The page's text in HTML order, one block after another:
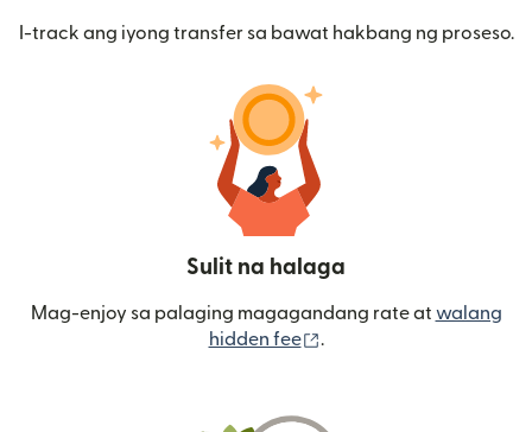
I-track ang iyong transfer sa bawat hakbang ng proseso.
Sulit na halaga
Mag-enjoy sa palaging magagandang rate at walang
hidden fee
.